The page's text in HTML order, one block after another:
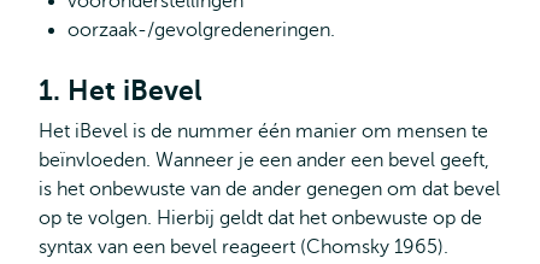
oorzaak-/gevolgredeneringen.
1. Het iBevel
Het iBevel is de nummer één manier om mensen te
beïnvloeden. Wanneer je een ander een bevel geeft,
is het onbewuste van de ander genegen om dat bevel
op te volgen. Hierbij geldt dat het onbewuste op de
syntax van een bevel reageert (Chomsky 1965).